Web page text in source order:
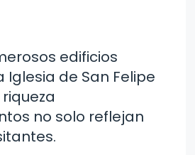
edificios
de San Felipe
no solo reflejan